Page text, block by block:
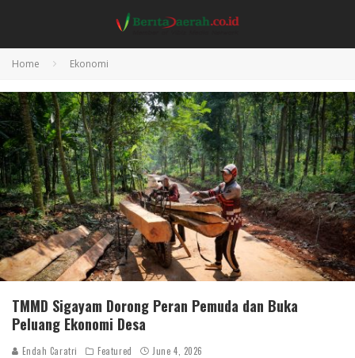
Home Ekonomi
TMMD Sigayam Dorong Peran Pemuda dan Buka
Peluang Ekonomi Desa
Endah Caratri Featured June 4, 2026